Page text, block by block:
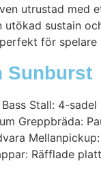
utrustad med
sustain
för
Sunburst
Stall: 4-
Greppbräda:
Räfflade